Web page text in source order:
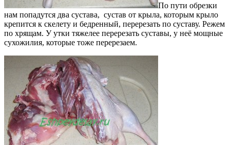
По пути обрезки
нам попадутся два сустава, сустав от крыла, которым крыло
крепится к скелету и бедренный, перерезать по суставу. Режем
по хрящам. У утки тяжелее перерезать суставы, у неё мощные
сухожилия, которые тоже перерезаем.